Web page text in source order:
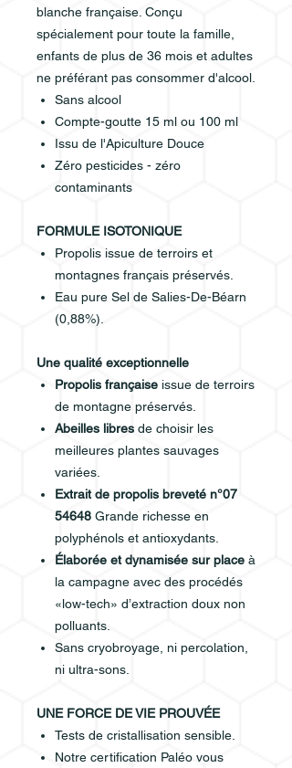
blanche française. Conçu
spécialement pour toute la famille,
enfants de plus de 36 mois et adultes
ne préférant pas consommer d'alcool.
Sans alcool
Compte-goutte 15 ml ou 100 ml
Issu de l'Apiculture Douce
Zéro pesticides - zéro
contaminants
FORMULE ISOTONIQUE
Propolis issue de terroirs et
montagnes français préservés.
Eau pure Sel de Salies-De-Béarn
(0,88%).
Une qualité exceptionnelle
Propolis française issue de terroirs
de montagne préservés.
Abeilles libres de choisir les
meilleures plantes sauvages
variées.
Extrait de propolis breveté n°07
54648 Grande richesse en
polyphénols et antioxydants.
Élaborée et dynamisée sur place à
la campagne avec des procédés
«low-tech» d’extraction doux non
polluants.
Sans cryobroyage, ni percolation,
ni ultra-sons.
UNE FORCE DE VIE PROUVÉE
Tests de cristallisation sensible.
Notre certification Paléo vous